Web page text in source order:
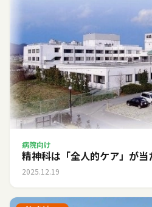
病院向け
精神科は「全人的ケア」が
2025.12.19